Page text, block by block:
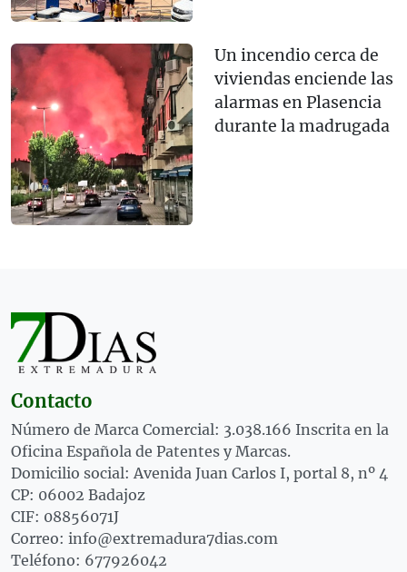
Un incendio cerca de
viviendas enciende las
alarmas en Plasencia
durante la madrugada
Contacto
Número de Marca Comercial: 3.038.166 Inscrita en la
Oficina Española de Patentes y Marcas.
Domicilio social: Avenida Juan Carlos I, portal 8, nº 4
CP: 06002 Badajoz
CIF: 08856071J
Correo: info@extremadura7dias.com
Teléfono: 677926042